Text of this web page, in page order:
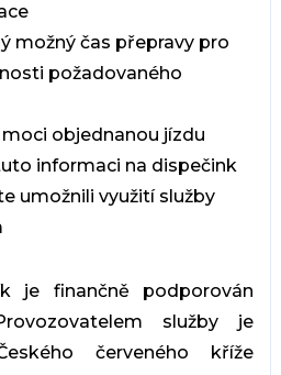
možný čas přepravy pro
požadovaného
objednanou jízdu
informaci na dispečink
umožnili využití služby
je finančně podporován
služby je
červeného kříže